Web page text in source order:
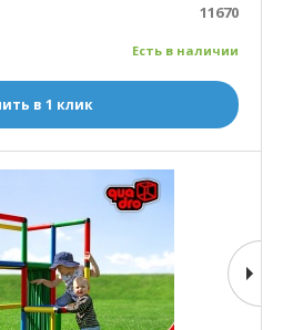
11670
Есть в наличии
в 1 клик